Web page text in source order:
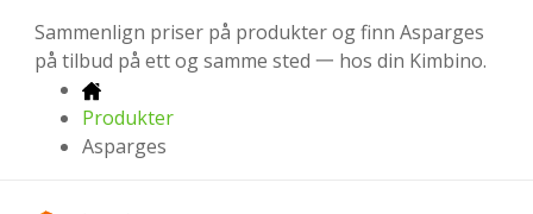
Sammenlign priser på produkter og finn Asparges
på tilbud på ett og samme sted 一 hos din Kimbino.
Produkter
Asparges